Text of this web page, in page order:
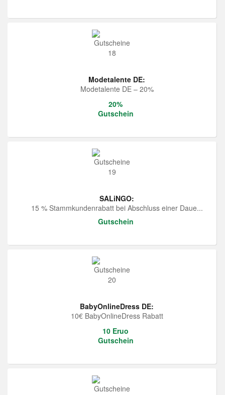
Modetalente DE:
Modetalente DE – 20%
20%
Gutschein
SALiNGO:
15 % Stammkundenrabatt bei Abschluss einer Daue...
Gutschein
BabyOnlineDress DE:
10€ BabyOnlineDress Rabatt
10 Eruo
Gutschein